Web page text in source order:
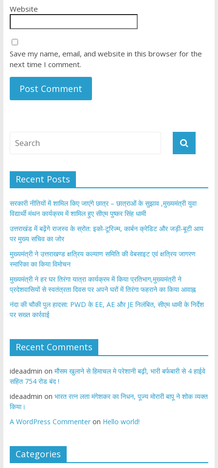
Website
Save my name, email, and website in this browser for the
next time I comment.
Recent Posts
सरकारी नीतियों में शामिल किए जाएंगे छात्र – छात्राओं के सुझाव ,मुख्यमंत्री युवा
विद्यार्थी मंथन कार्यक्रम में शामिल हुए सीएम पुष्कर सिंह धामी
उत्तराखंड में बढ़ेंगे राजस्व के स्रोत: इको-टूरिज्म, कार्बन क्रेडिट और जड़ी-बूटी आय
पर मुख्य सचिव का जोर
मुख्यमंत्री ने उत्तराखण्ड क्षत्रिय कल्याण समिति की वेबसाइट एवं क्षत्रिय जागरण
स्मारिका का किया विमोचन
मुख्यमंत्री ने हर घर तिरंगा यात्रा कार्यक्रम में किया प्रतिभाग,मुख्यमंत्री ने
प्रदेशवासियों से स्वतंत्रता दिवस पर अपने घरों में तिरंगा फहराने का किया आवाह्न
नंदा की चौकी पुल हादसा: PWD के EE, AE और JE निलंबित, सीएम धामी के निर्देश
पर सख्त कार्रवाई
Recent Comments
ideaadmin on मौसम खुलाने से हिमाचल मे परेशानी बढ़ी, भारी बर्फबारी से 4 हाईवे
सहित 754 रोड बंद !
ideaadmin on भारत रत्न लता मंगेशकर का निधन, पूज्य मोरारी बापू ने शोक व्यक्त
किया।
A WordPress Commenteron Hello world!
Categories